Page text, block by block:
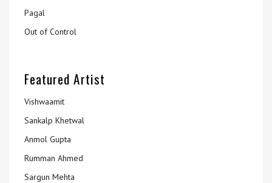
Pagal
Out of Control
Featured Artist
Vishwaamit
Sankalp Khetwal
Anmol Gupta
Rumman Ahmed
Sargun Mehta